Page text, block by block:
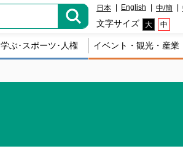
日本 English 中/簡
文字サイズ 大 中
学ぶ･スポーツ･人権 イベント・観光・産業